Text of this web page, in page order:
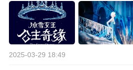
2025-03-29 18:49